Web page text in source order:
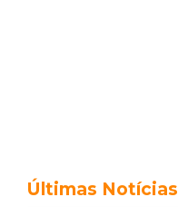
Últimas Notícias